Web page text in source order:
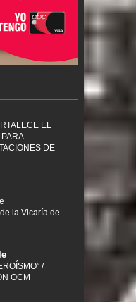
EL
DE
la Vicaría de
/
OCM